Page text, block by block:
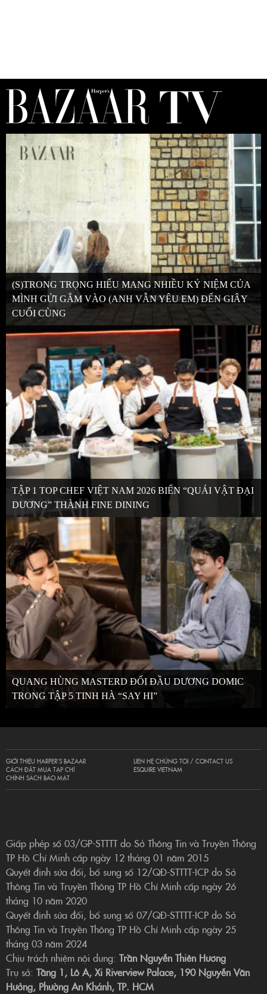
(S)TRONG TRỌNG HIẾU MANG NHIỀU KỶ NIỆM CỦA
MÌNH GỬI GẮM VÀO (ANH VẪN YÊU EM) ĐẾN GIÂY
CUỐI CÙNG
TẬP 1 TOP CHEF VIỆT NAM 2026 BIẾN “QUÁI VẬT ĐẠI
DƯƠNG” THÀNH FINE DINING
QUANG HÙNG MASTERD ĐỐI ĐẦU DƯƠNG DOMIC
TRONG TẬP 5 TINH HÀ “SAY HI”
GIỚI THIỆU HARPER’S BAZAAR
CÁCH ĐẶT MUA TẠP CHÍ
CHÍNH SÁCH BẢO MẬT
LIÊN HỆ CHÚNG TÔI / CONTACT US
ESQUIRE VIETNAM
Giấp phép số 03/GP-STTTT do Sở Thông Tin và Truyền Thông
TP Hồ Chí Minh cấp ngày 12 tháng 01 năm 2015
Quyết định sửa đổi, bổ sung số 12/QĐ-STTTT-ICP do Sở
Thông Tin và Truyền Thông TP Hồ Chí Minh cấp ngày 26
tháng 10 năm 2020
Quyết định sửa đổi, bổ sung số 07/QĐ-STTTT-ICP do Sở
Thông Tin và Truyền Thông TP Hồ Chí Minh cấp ngày 25
tháng 03 năm 2024
Chịu trách nhiệm nội dung: Trần Nguyễn Thiên Hương
Trụ sở: Tầng 1, Lô A, Xi Riverview Palace, 190 Nguyễn Văn
Hưởng, Phường An Khánh, TP. HCM